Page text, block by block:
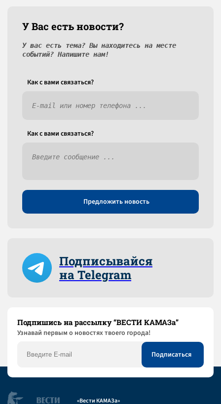
У Вас есть новости?
У вас есть тема? Вы находитесь на месте
событий? Напишите нам!
Как c вами связаться?
Как c вами связаться?
Предложить новость
Подписывайся
на Telegram
Подпишись на рассылку “ВЕСТИ КАМАЗа”
Узнaвай первым о новостях твоего города!
«Вести КАМАЗа»